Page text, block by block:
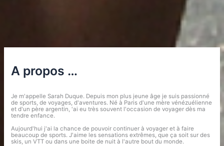
A propos …
Je m'appelle Sarah Duque. Depuis mon plus jeune âge je suis passionné
de sports, de voyages, d'aventures. Né à Paris d'une mère vénézuélienne
et d'un père argentin, 'ai eu très souvent l'occasion de voyager dès ma
tendre enfance.
Aujourd'hui j'ai la chance de pouvoir continuer à voyager et à faire
beaucoup de sports. J'aime les sensations extrêmes, que ça soit sur des
skis, un VTT ou dans une boite de nuit à l'autre bout du monde.